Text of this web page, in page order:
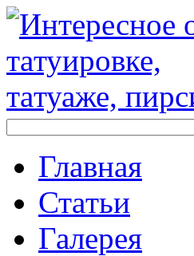
Главная
Стaтьи
Галерея